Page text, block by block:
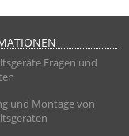
Fragen und
und Montage von